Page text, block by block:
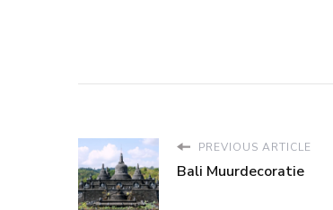
PREVIOUS ARTICLE
Bali Muurdecoratie